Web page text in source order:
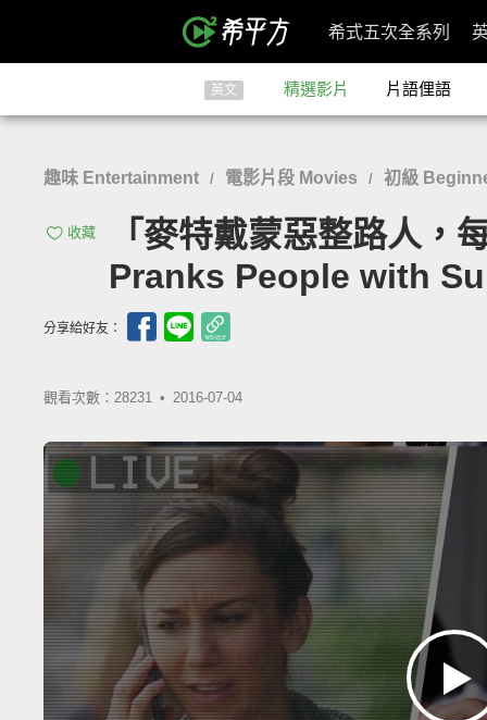
希式五次全系列
英文 精選影片 片語俚語
趣味 Entertainment / 電影片段 Movies / 初級
收藏
「麥特戴蒙惡整路人
Pranks People with
分享給好友：
觀看次數：28231 • 2016-07-04